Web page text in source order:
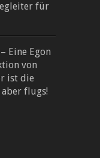
für
Eine Egon
von
ist die
aber flugs!